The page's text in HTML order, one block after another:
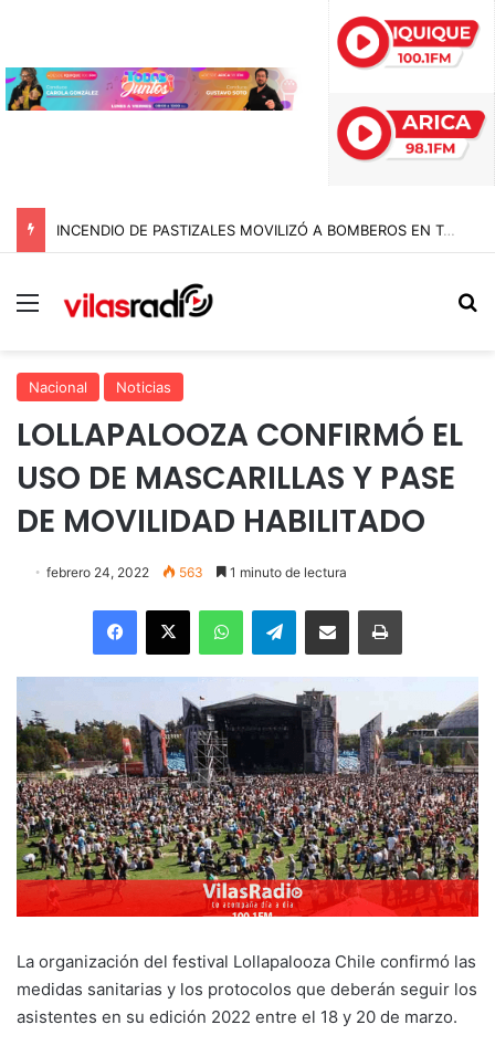
INCENDIO DE PASTIZALES MOVILIZÓ A BOMBEROS EN TARAPACÁ JUSTO AL TERMINAR LA VÍSPERA DE SAN LORENZO
Menú
Nacional Noticias
LOLLAPALOOZA CONFIRMÓ EL
USO DE MASCARILLAS Y PASE
DE MOVILIDAD HABILITADO
febrero 24, 2022 563 1 minuto de lectura
Facebook
X WhatsAppTelegramEnviar vía email Imprimir
La organización del festival Lollapalooza Chile confirmó las
medidas sanitarias y los protocolos que deberán seguir los
asistentes en su edición 2022 entre el 18 y 20 de marzo.